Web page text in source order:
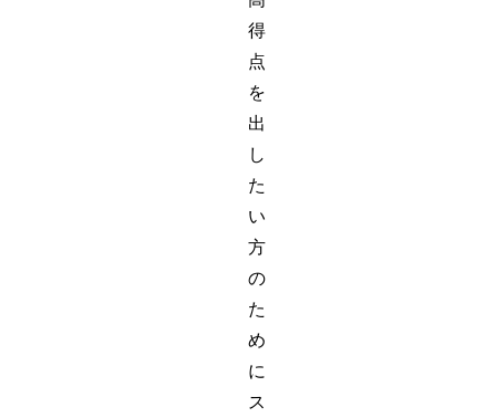
得
点
を
出
し
た
い
方
の
た
め
に
ス